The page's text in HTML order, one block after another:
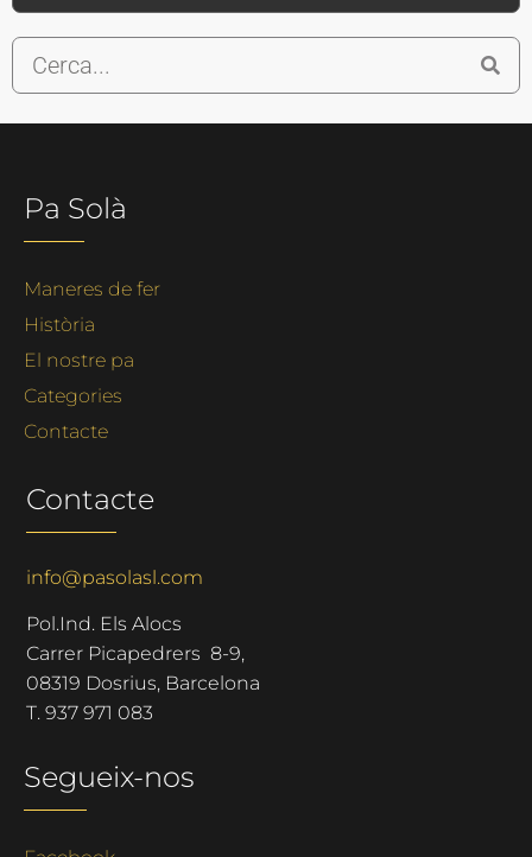
Pa Solà
Maneres de fer
Història
El nostre pa
Categories
Contacte
Contacte
info@pasolasl.com
Pol.Ind. Els Alocs
Carrer Picapedrers 8-9,
08319 Dosrius, Barcelona
T. 937 971 083
Segueix-nos